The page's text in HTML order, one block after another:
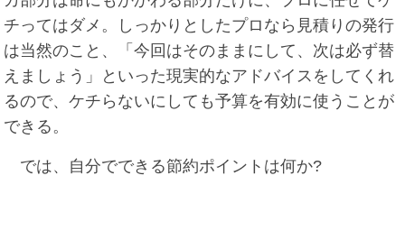
チってはダメ。しっかりとしたプロなら見積りの発行
は当然のこと、「今回はそのままにして、次は必ず替
えましょう」といった現実的なアドバイスをしてくれ
るので、ケチらないにしても予算を有効に使うことが
できる。
では、自分でできる節約ポイントは何か?